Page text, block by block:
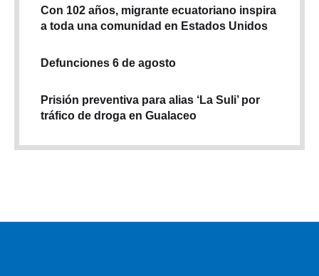
Con 102 años, migrante ecuatoriano inspira
a toda una comunidad en Estados Unidos
Defunciones 6 de agosto
Prisión preventiva para alias ‘La Suli’ por
tráfico de droga en Gualaceo